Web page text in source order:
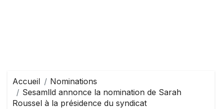
Accueil
Nominations
Sesamlld annonce la nomination de Sarah
Roussel à la présidence du syndicat